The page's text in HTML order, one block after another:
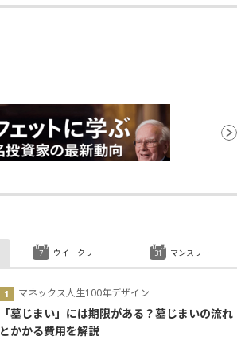
マネックス人生100年デザイン
「墓じまい」には期限がある？墓じまいの流れ
とかかる費用を解説
ウイークリー マンスリー